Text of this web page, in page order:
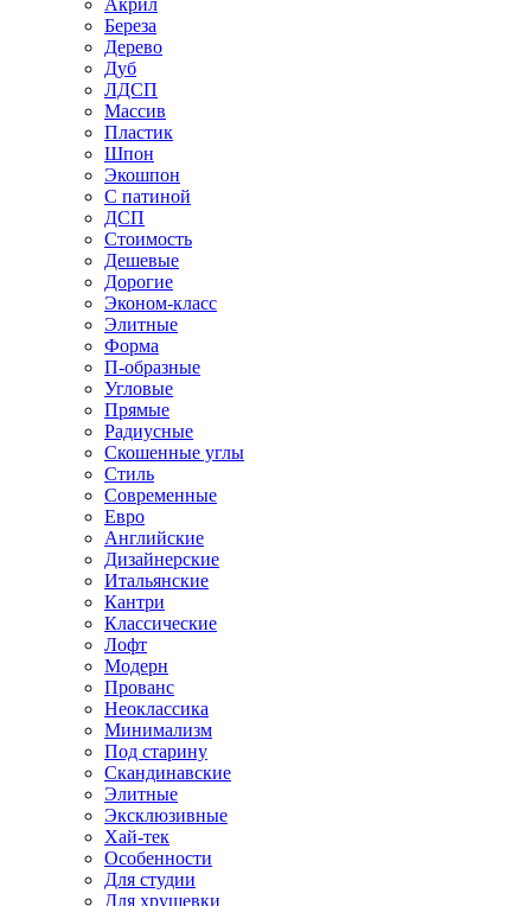
Акрил
Береза
Дерево
Дуб
ЛДСП
Массив
Пластик
Шпон
Экошпон
С патиной
ДСП
Стоимость
Дешевые
Дорогие
Эконом-класс
Элитные
Форма
П-образные
Угловые
Прямые
Радиусные
Скошенные углы
Стиль
Современные
Евро
Английские
Дизайнерские
Итальянские
Кантри
Классические
Лофт
Модерн
Прованс
Неоклассика
Минимализм
Под старину
Скандинавские
Элитные
Эксклюзивные
Хай-тек
Особенности
Для студии
Для хрущевки